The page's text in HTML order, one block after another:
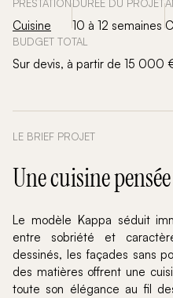
PRESTATION
Cuisine
DURÉE DU PROJET
10 à 12 semaines
BUDGET TOTAL
Sur devis, à partir de 15 000
LE BRIEF PROJET
Une cuisine
Le modèle Kappa séduit
entre sobriété et
dessinés, les façades sans
des matières offrent une
toute son élégance au fil